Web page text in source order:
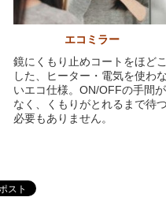
エコミラー
鏡にくもり止めコートをほど
した、ヒーター・電気を使わ
いエコ仕様。ON/OFFの手間が
なく、くもりがとれるまで待
必要もありません。